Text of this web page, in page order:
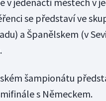
se představí ve
a Španělskem (v
šampionátu
s Německem.